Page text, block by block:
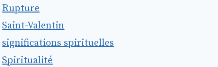
Rupture
Saint-Valentin
significations spirituelles
Spiritualité